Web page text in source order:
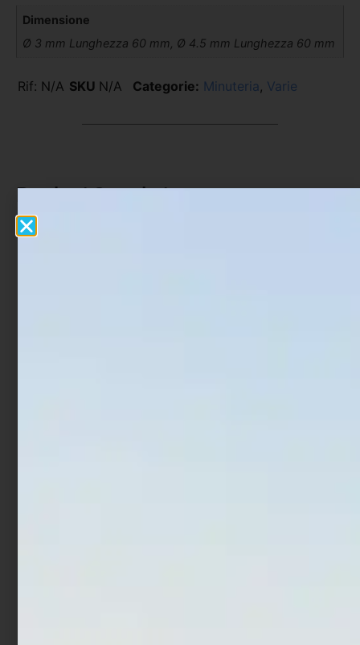
Dimensione
Ø 3 mm Lunghezza 60 mm, Ø 4.5 mm Lunghezza 60 mm
Rif: N/A SKU N/A Categorie: Minuteria, Varie
Prodotti Correlati